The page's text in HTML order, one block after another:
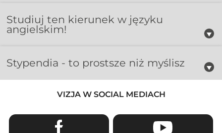
Studiuj ten kierunek w języku
angielskim!
Stypendia - to prostsze niż myślisz
VIZJA W SOCIAL MEDIACH